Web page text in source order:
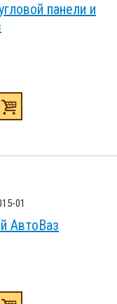
панели и
01
АвтоВаз